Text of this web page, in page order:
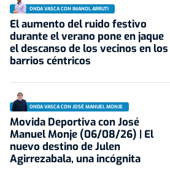
ONDA VASCA CON IMANOL ARRUTI
El aumento del ruido festivo
durante el verano pone en jaque
el descanso de los vecinos en los
barrios céntricos
ONDA VASCA CON JOSÉ MANUEL MONJE
Movida Deportiva con José
Manuel Monje (06/08/26) | El
nuevo destino de Julen
Agirrezabala, una incógnita